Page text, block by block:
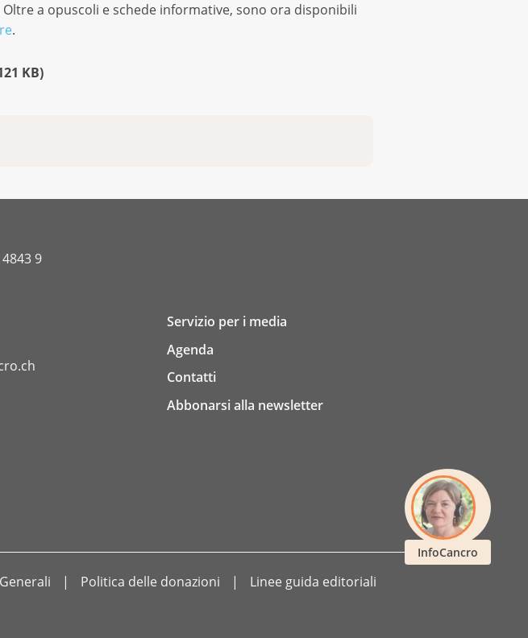
a opuscoli e schede informative, sono ora disponibili
.
KB)
InfoCancro
9
Servizio per i media
Agenda
Contatti
Abbonarsi alla newsletter
Politica delle donazioni Linee guida editoriali